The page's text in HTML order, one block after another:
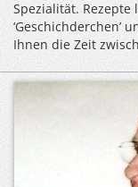
Spezialität. Rezepte
‘Geschichderchen’
Ihnen die Zeit